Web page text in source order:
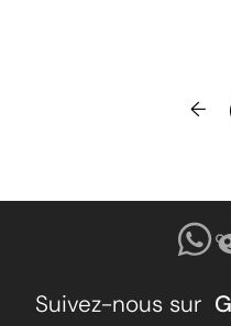
←
Suivez-nous sur G